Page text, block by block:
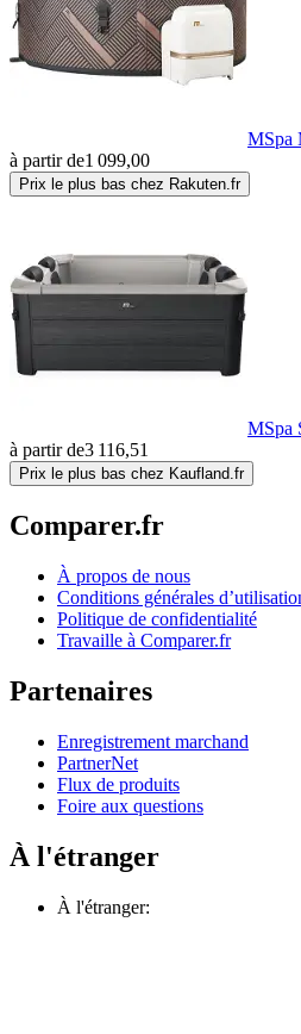
MSpa
à partir de1 099,00
Prix le plus bas chez Rakuten.fr
MSpa
à partir de3 116,51
Prix le plus bas chez Kaufland.fr
Comparer.fr
À propos de nous
Conditions générales
Politique de confidentialité
Travaille à Comparer.fr
Partenaires
Enregistrement marchand
PartnerNet
Flux de produits
Foire aux questions
À l'étranger
À l'étranger: